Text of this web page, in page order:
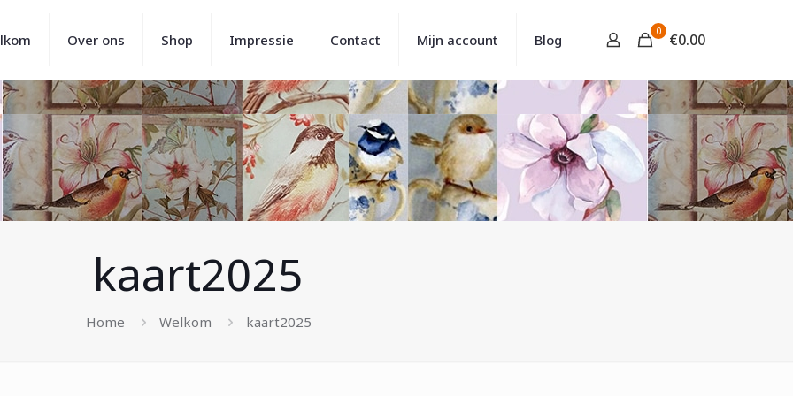
Over ons Shop Impressie Contact Mijn account Blog
0 €0.00
kaart2025
Home Welkom kaart2025